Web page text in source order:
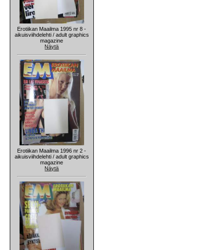
Erotiikan Maailma 1995 nr 8 -
aikuisviihdelehti / adult graphics
magazine
Näytä
Erotiikan Maailma 1996 nr 2 -
aikuisviihdelehti / adult graphics
magazine
Näytä